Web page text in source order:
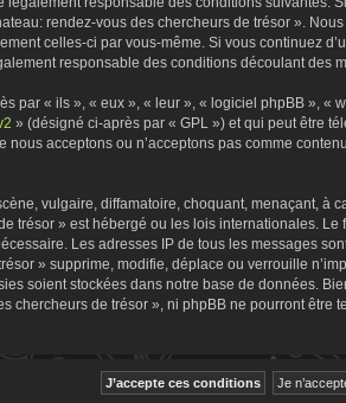
rendez-vous des chercheurs de trésor ».
celles-ci par vous-même. Si vous continuez
responsable des conditions découlant des
par « ils », « eux », « leur », « logiciel phpBB », «
» (désigné ci-après par « GPL ») et qui peut être
nous acceptons ou n’acceptons pas comme
vulgaire, diffamatoire, choquant, menaçant,
trésor » est hébergé ou les lois internationales.
Les adresses IP de tous les messages
» supprime, modifie, déplace ou verrouille
soient stockées dans notre base de données.
chercheurs de trésor », ni phpBB ne pourront